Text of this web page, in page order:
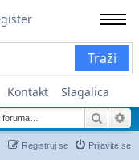
Traži
Kontakt Slagalica
Prijavite se
Registruj se